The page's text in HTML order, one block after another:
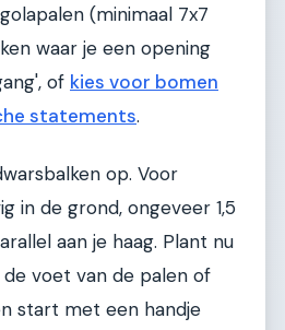
(minimaal 7x7
waar je een opening
of kies voor bomen
statements.
op. Voor
in de grond, ongeveer 1,5
aan je haag. Plant nu
voet van de palen of
start met een handje